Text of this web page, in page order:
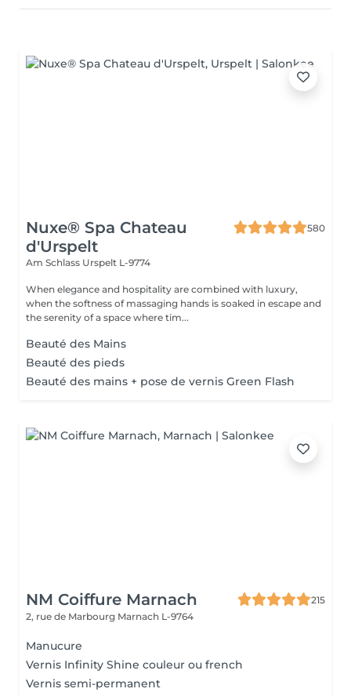
Nuxe® Spa Chateau
d'Urspelt
580
Am Schlass Urspelt L-9774
When elegance and hospitality are combined with luxury,
when the softness of massaging hands is soaked in escape and
the serenity of a space where tim...
Beauté des Mains
Beauté des pieds
Beauté des mains + pose de vernis Green Flash
NM Coiffure Marnach
215
2, rue de Marbourg Marnach L-9764
Manucure
Vernis Infinity Shine couleur ou french
Vernis semi-permanent